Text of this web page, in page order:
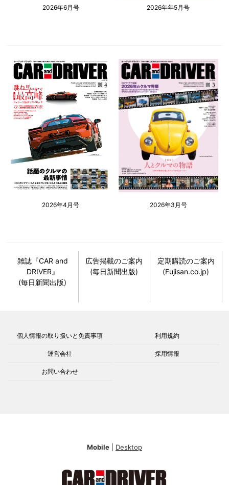
2026年6月号 2026年年5月号
2026年4月号 2026年3月号
雑誌『CAR and
DRIVER』
(毎日新聞出版)
広告掲載のご案内
(毎日新聞出版)
定期購読のご案内
(Fujisan.co.jp)
個人情報の取り扱いと免責事項 利用規約
運営会社 採用情報
お問い合わせ
Mobile Desktop